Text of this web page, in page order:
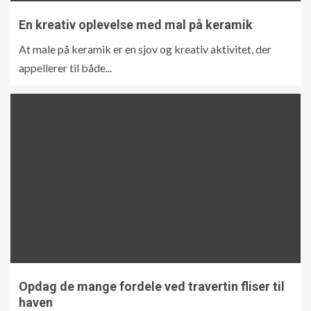
En kreativ oplevelse med mal på keramik
At male på keramik er en sjov og kreativ aktivitet, der
appellerer til både...
Opdag de mange fordele ved travertin fliser til
haven